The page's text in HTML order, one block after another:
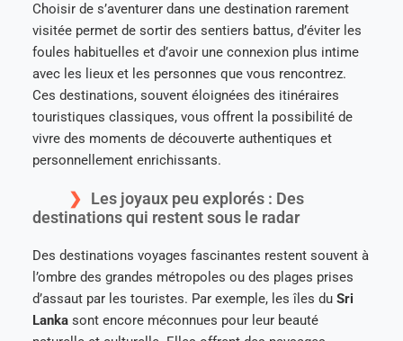
Choisir de s’aventurer dans une destination rarement
visitée permet de sortir des sentiers battus, d’éviter les
foules habituelles et d’avoir une connexion plus intime
avec les lieux et les personnes que vous rencontrez.
Ces destinations, souvent éloignées des itinéraires
touristiques classiques, vous offrent la possibilité de
vivre des moments de découverte authentiques et
personnellement enrichissants.
Les joyaux peu explorés : Des
destinations qui restent sous le radar
Des destinations voyages fascinantes restent souvent à
l’ombre des grandes métropoles ou des plages prises
d’assaut par les touristes. Par exemple, les îles du Sri
Lanka sont encore méconnues pour leur beauté